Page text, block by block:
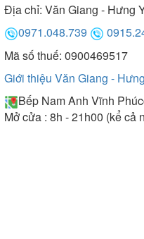
Địa chỉ: Văn Giang - Hưng
0971.048.739
Mã số thuế: 0900469517
Giới thiệu Văn Giang -
Bếp Nam Anh Vĩnh Phúc
Mở cửa : 8h - 21h00 (kể cả